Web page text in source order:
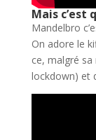
Mais c’est
Mandelbro
On adore le
ce, malgré sa
lockdown) et